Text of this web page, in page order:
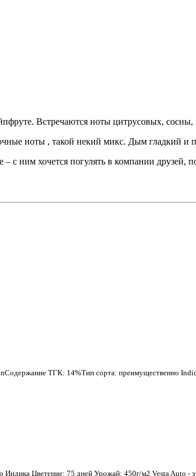
Встречаются ноты цитрусовых,
ноты , такой некий микс. Дым гладкий и
с ним хочется погулять в компании друзей,
ТГК: 14%Тип сорта: преимущественно
Индика Цветение: 75 дней Урожай: 450г/м2 Vesta Auto